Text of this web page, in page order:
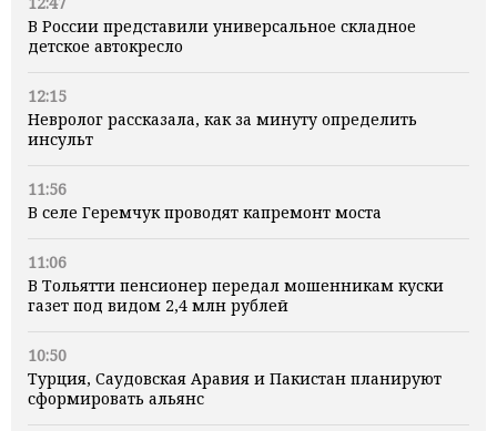
В России представили универсальное складное
детское автокресло
12:15
Невролог рассказала, как за минуту определить
инсульт
11:56
В селе Геремчук проводят капремонт моста
11:06
В Тольятти пенсионер передал мошенникам куски
газет под видом 2,4 млн рублей
10:50
Турция, Саудовская Аравия и Пакистан планируют
сформировать альянс